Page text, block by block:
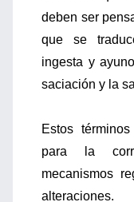
deben ser
que se
ingesta y
saciación y la
Estos
para la
mecanismos
alteraciones.